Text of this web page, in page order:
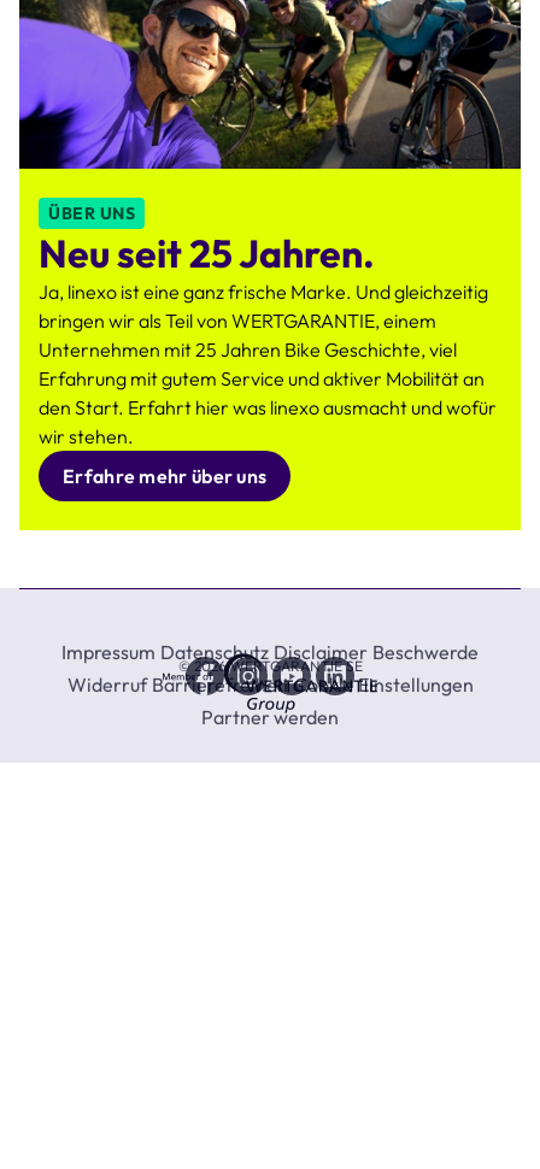
ÜBER UNS
Neu seit 25 Jahren.
Ja, linexo ist eine ganz frische Marke. Und gleichzeitig
bringen wir als Teil von WERTGARANTIE, einem
Unternehmen mit 25 Jahren Bike Geschichte, viel
Erfahrung mit gutem Service und aktiver Mobilität an
den Start. Erfahrt hier was linexo ausmacht und wofür
wir stehen.
Erfahre mehr über uns
Impressum Datenschutz Disclaimer Beschwerde
Widerruf Barrierefreiheit Cookie Einstellungen
Partner werden
FacebookInstagram
YoutubeLinkedin
Wertgarantie
Group
© 2026 WERTGARANTIE SE